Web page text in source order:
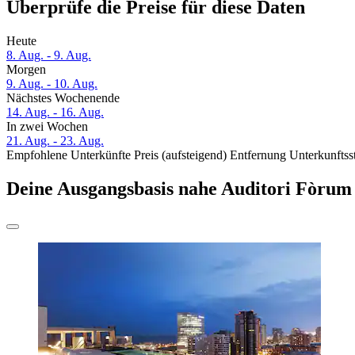
Überprüfe die Preise für diese Daten
Heute
8. Aug. - 9. Aug.
Morgen
9. Aug. - 10. Aug.
Nächstes Wochenende
14. Aug. - 16. Aug.
In zwei Wochen
21. Aug. - 23. Aug.
Empfohlene Unterkünfte Preis (aufsteigend) Entfernung
Deine Ausgangsbasis nahe Auditori Fòrum